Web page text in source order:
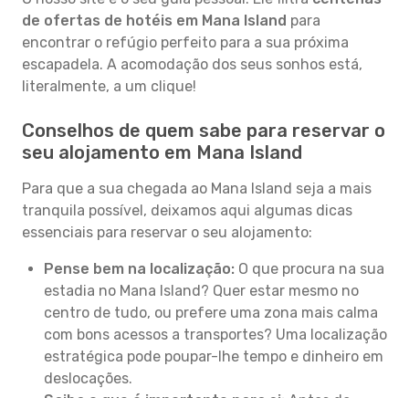
de ofertas de hotéis em Mana Island para
encontrar o refúgio perfeito para a sua próxima
escapadela. A acomodação dos seus sonhos está,
literalmente, a um clique!
Conselhos de quem sabe para reservar o
seu alojamento em Mana Island
Para que a sua chegada ao Mana Island seja a mais
tranquila possível, deixamos aqui algumas dicas
essenciais para reservar o seu alojamento:
Pense bem na localização: O que procura na sua
estadia no Mana Island? Quer estar mesmo no
centro de tudo, ou prefere uma zona mais calma
com bons acessos a transportes? Uma localização
estratégica pode poupar-lhe tempo e dinheiro em
deslocações.